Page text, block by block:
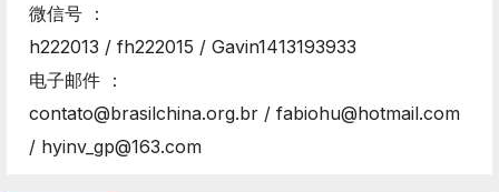
微信号 ：
h222013 / fh222015 / Gavin1413193933
电子邮件 ：
contato@brasilchina.org.br / fabiohu@hotmail.com
/ hyinv_gp@163.com